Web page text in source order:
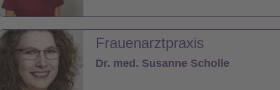
Frauenarztpraxis
Dr. med. Susanne Scholle